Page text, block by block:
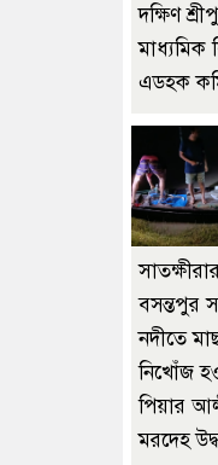
দক্ষিণ
মাধ্যমিক
এডহক
বসন্তপুর
নদীতে
নিখোঁজ
পিয়ার
মরদেহ